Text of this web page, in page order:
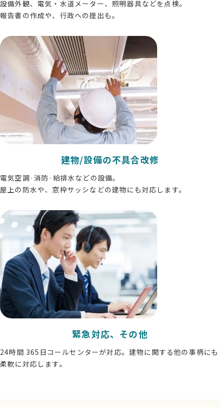
設備外観、電気・水道メーター、照明器具などを点検。
報告書の作成や、行政への提出も。
建物/設備の不具合改修
電気空調·消防·給排水などの設備。
屋上の防水や、窓枠サッシなどの建物にも対応します。
緊急対応、その他
24時間 365日コールセンターが対応。建物に関する他の事柄にも
柔軟に対応します。